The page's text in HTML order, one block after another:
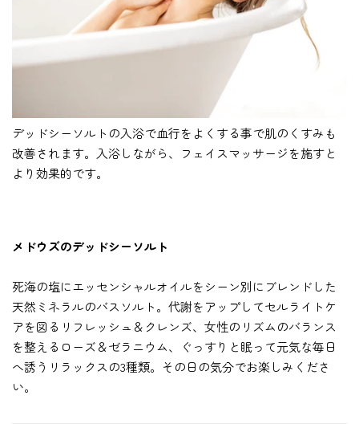
デッドシーソルトの入浴で血行をよくする事で肌のくすみも
改善されます。入浴しながら、フェイスマッサージを施すと
より効果的です。
メドウズのデッドシーソルト
死海の塩にエッセンシャルオイルをシーン別にブレンドした
天然ミネラルのバスソルト。代謝をアップしてセルライトケ
アを図るリフレッシュ＆クレンズ、女性のリズムのバランス
を整えるローズ＆ゼラニウム、ぐっすりと眠って元気な毎日
へ誘うリラックスの3種類。その日の気分でお楽しみくださ
い。